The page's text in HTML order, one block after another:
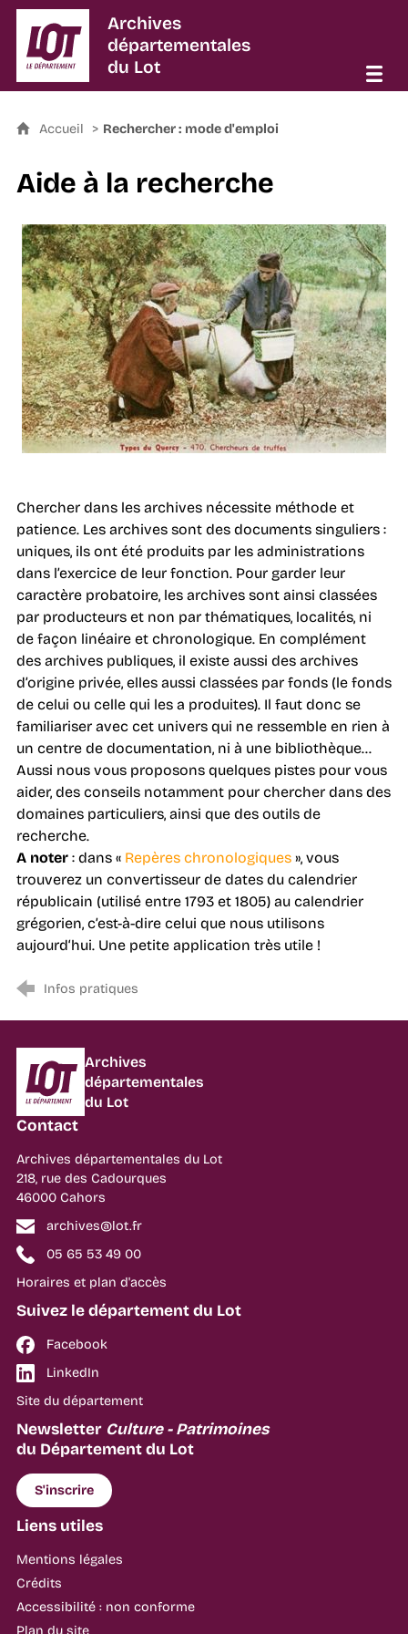
Archives
départementales
du Lot
Accueil Rechercher : mode d'emploi
Aide à la recherche
Chercher dans les archives nécessite méthode et
patience. Les archives sont des documents singuliers :
uniques, ils ont été produits par les administrations
dans l’exercice de leur fonction. Pour garder leur
caractère probatoire, les archives sont ainsi classées
par producteurs et non par thématiques, localités, ni
de façon linéaire et chronologique. En complément
des archives publiques, il existe aussi des archives
d’origine privée, elles aussi classées par fonds (le fonds
de celui ou celle qui les a produites). Il faut donc se
familiariser avec cet univers qui ne ressemble en rien à
un centre de documentation, ni à une bibliothèque…
Aussi nous vous proposons quelques pistes pour vous
aider, des conseils notamment pour chercher dans des
domaines particuliers, ainsi que des outils de
recherche.
A noter: dans « Repères chronologiques», vous
trouverez un convertisseur de dates du calendrier
républicain (utilisé entre 1793 et 1805) au calendrier
grégorien, c’est-à-dire celui que nous utilisons
aujourd‘hui. Une petite application très utile !
Infos pratiques
Département du Lot
Archives
départementales
du Lot
Contact
Archives départementales du Lot
218, rue des Cadourques
46000 Cahors
archives@lot.fr
05 65 53 49 00
Horaires et plan d'accès
Suivez le département du Lot
Facebook
LinkedIn
Site du département
Newsletter Culture - Patrimoines
du Département du Lot
S'inscrire
Liens utiles
Mentions légales
Crédits
Accessibilité : non conforme
Plan du site